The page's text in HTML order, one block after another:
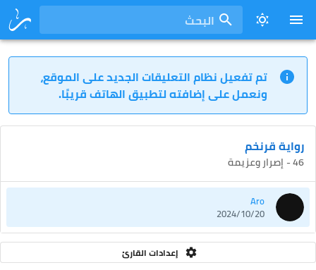
البحث
تم تفعيل نظام التعليقات الجديد على الموقع،
ونعمل على إضافته لتطبيق الهاتف قريبًا.
رواية قرنخم
46 - إصرار وعزيمة
Aro
2024/10/20
إعدادات القارئ